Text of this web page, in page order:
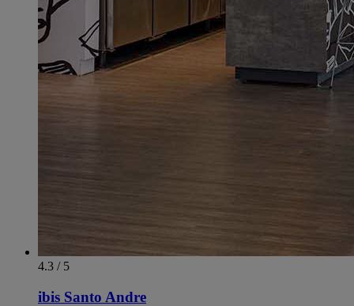
4.3 / 5
ibis Santo Andre